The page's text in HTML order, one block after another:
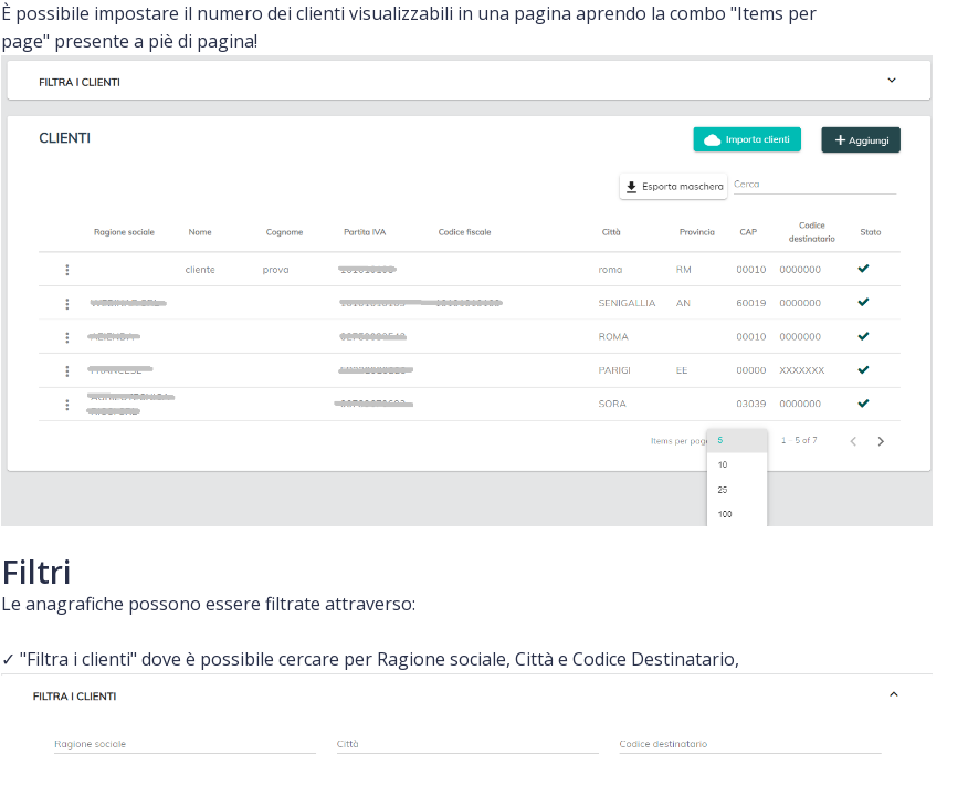
È possibile impostare il numero dei clienti visualizzabili in una pagina aprendo la combo "Items per
page" presente a piè di pagina!
Filtri
Le anagrafiche possono essere filtrate attraverso:
✓ "Filtra i clienti" dove è possibile cercare per Ragione sociale, Città e Codice Destinatario,